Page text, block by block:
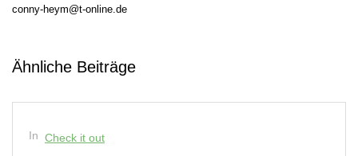
conny-heym@t-online.de
Ähnliche Beiträge
In Check it out